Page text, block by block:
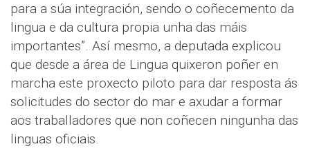
para a súa integración, sendo o coñecemento da
lingua e da cultura propia unha das máis
importantes”. Así mesmo, a deputada explicou
que desde a área de Lingua quixeron poñer en
marcha este proxecto piloto para dar resposta ás
solicitudes do sector do mar e axudar a formar
aos traballadores que non coñecen ningunha das
linguas oficiais.